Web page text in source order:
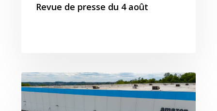
Revue de presse du 4 août